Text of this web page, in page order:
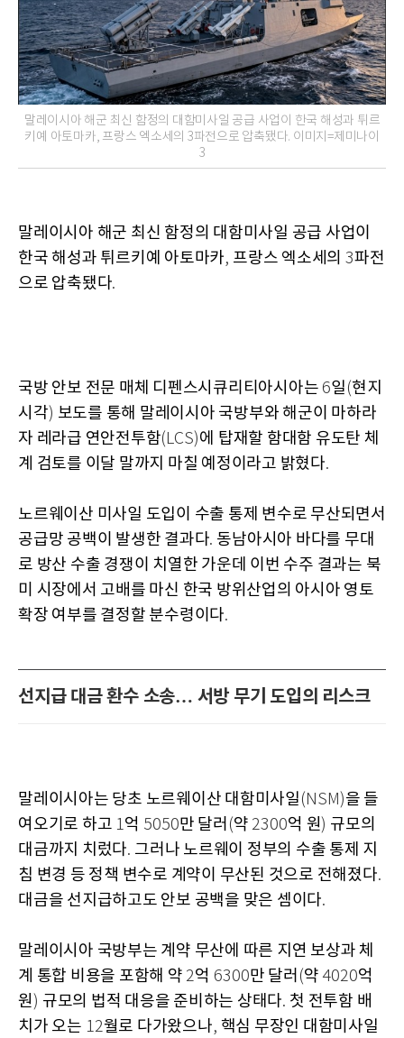
말레이시아 해군 최신 함정의 대함미사일 공급 사업이 한국 해성과 튀르
키예 아토마카, 프랑스 엑소세의 3파전으로 압축됐다. 이미지=제미나이
3
말레이시아 해군 최신 함정의 대함미사일 공급 사업이
한국 해성과 튀르키예 아토마카, 프랑스 엑소세의 3파전
으로 압축됐다.
국방 안보 전문 매체 디펜스시큐리티아시아는 6일 (현지
시각) 보도를 통해 말레이시아 국방부와 해군이 마하라
자 레라급 연안전투함(LCS)에 탑재할 함대함 유도탄 체
계 검토를 이달 말까지 마칠 예정이라고 밝혔다.
노르웨이산 미사일 도입이 수출 통제 변수로 무산되면서
공급망 공백이 발생한 결과다. 동남아시아 바다를 무대
로 방산 수출 경쟁이 치열한 가운데 이번 수주 결과는 북
미 시장에서 고배를 마신 한국 방위산업의 아시아 영토
확장 여부를 결정할 분수령이다.
선지급 대금 환수 소송… 서방 무기 도입의 리스크
말레이시아는 당초 노르웨이산 대함미사일 (NSM)을 들
여오기로 하고 1억 5050만 달러 (약 2300억 원) 규모의
대금까지 치렀다. 그러나 노르웨이 정부의 수출 통제 지
침 변경 등 정책 변수로 계약이 무산된 것으로 전해졌다.
대금을 선지급하고도 안보 공백을 맞은 셈이다.
말레이시아 국방부는 계약 무산에 따른 지연 보상과 체
계 통합 비용을 포함해 약 2억 6300만 달러 (약 4020억
원) 규모의 법적 대응을 준비하는 상태다. 첫 전투함 배
치가 오는 12월로 다가왔으나, 핵심 무장인 대함미사일